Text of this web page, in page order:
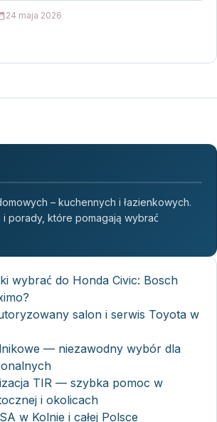
24 maja 2026
– kuchennych i łazienkowych.
porady, które pomagają wybrać
wybrać do Honda Civic: Bosch
salon i serwis Toyota w
— niezawodny wybór dla
TIR — szybka pomoc w
i okolicach
w Kolnie i całej Polsce